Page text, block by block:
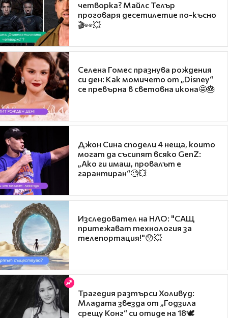
четворка? Майлс Телър
проговаря десетилетие по-късно
🎬👀💥
Селена Гомес празнува рождения
си ден: Как момичето от „Disney“
се превърна в световна икона🤩🎂
Джон Сина сподели 4 неща, които
могат да съсипят всяко GenZ:
„Ако ги имаш, провалът е
гарантиран“🧐💥
Изследовател на НЛО: "САЩ
притежават технология за
телепортация!"😯💥
Трагедия разтърси Холивуд:
Младата звезда от „Годзила
срещу Конг“ си отиде на 18🕊️